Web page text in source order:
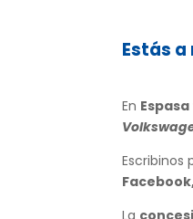
Estás
En Espasa
Escribinos
La